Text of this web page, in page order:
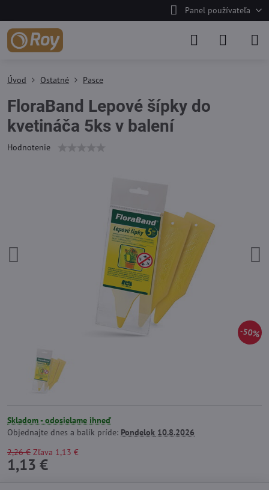
Panel používateľa
50%
Úvod Ostatné Pasce
FloraBand Lepové šípky do
kvetináča 5ks v balení
Hodnotenie
Skladom - odosielame ihneď
Objednajte dnes a balík príde: Pondelok 10.8.2026
2,26 € Zľava 1,13 €
1,13 €